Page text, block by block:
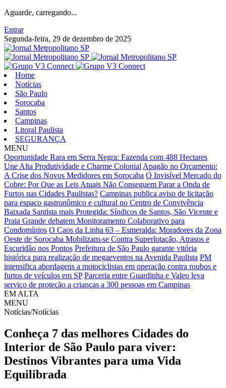
Aguarde, carregando...
Entrar
Segunda-feira, 29 de dezembro de 2025
Home
Notícias
São Paulo
Sorocaba
Santos
Campinas
Litoral Paulista
SEGURANÇA
MENU
Oportunidade Rara em Serra Negra: Fazenda com 488 Hectares
Une Alta Produtividade e Charme Colonial Apagão no Orçamento:
A Crise dos Novos Medidores em Sorocaba O Invisível Mercado do
Cobre: Por Que as Leis Atuais Não Conseguem Parar a Onda de
Furtos nas Cidades Paulistas? Campinas publica aviso de licitação
para espaço gastronômico e cultural no Centro de Convivência
Baixada Santista mais Protegida: Síndicos de Santos, São Vicente e
Praia Grande debatem Monitoramento Colaborativo para
Condomínios O Caos da Linha 63 – Esmeralda: Moradores da Zona
Oeste de Sorocaba Mobilizam-se Contra Superlotação, Atrasos e
Escuridão nos Pontos Prefeitura de São Paulo garante vitória
histórica para realização de megaeventos na Avenida Paulista PM
intensifica abordagens a motociclistas em operação contra roubos e
furtos de veículos em SP Parceria entre Guardinha e Valeo leva
serviço de proteção a crianças a 300 pessoas em Campinas
EM ALTA
MENU
Notícias/Notícias
Conheça 7 das melhores Cidades do
Interior de São Paulo para viver:
Destinos Vibrantes para uma Vida
Equilibrada